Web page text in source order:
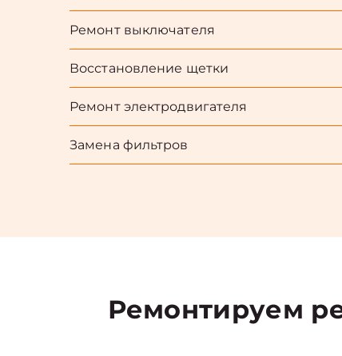
Ремонт выключателя
Восстановление щетки
Ремонт электродвигателя
Замена фильтров
Ремонтируем